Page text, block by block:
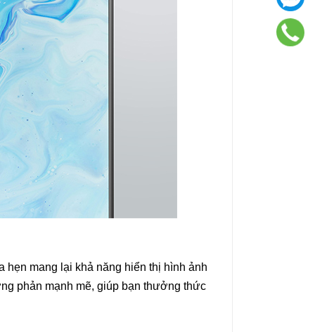
hẹn mang lại khả năng hiển thị hình ảnh
phản mạnh mẽ, giúp bạn thưởng thức